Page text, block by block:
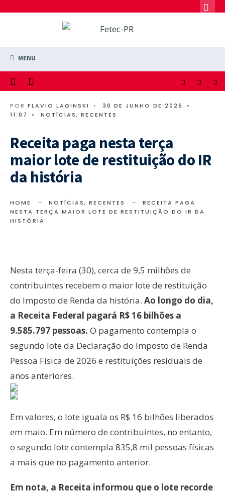
MENU
POR FLAVIO LAGINSKI • 30 DE JUNHO DE 2026
•
11:07
• NOTÍCIAS, RECENTES
Receita paga nesta terça
maior lote de restituição do IR
da história
HOME NOTÍCIAS, RECENTES
RECEITA PAGA
NESTA TERÇA MAIOR LOTE DE RESTITUIÇÃO DO IR DA
HISTÓRIA
Nesta terça-feira (30), cerca de 9,5 milhões de
contribuintes recebem o maior lote de restituição
do Imposto de Renda da história. Ao longo do dia,
a Receita Federal pagará R$ 16 bilhões a
9.585.797 pessoas. O pagamento contempla o
segundo lote da Declaração do Imposto de Renda
Pessoa Física de 2026 e restituições residuais de
anos anteriores.
Em valores, o lote iguala os R$ 16 bilhões liberados
em maio. Em número de contribuintes, no entanto,
o segundo lote contempla 835,8 mil pessoas físicas
a mais que no pagamento anterior.
Em nota, a Receita informou que o lote recorde